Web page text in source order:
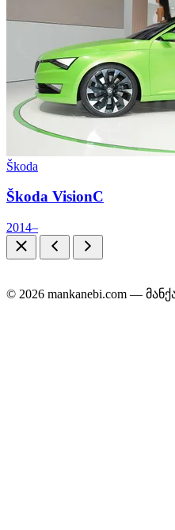
Škoda
Škoda VisionC
2014–
© 2026 mankanebi.com —